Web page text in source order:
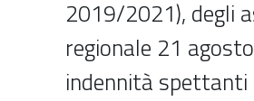
2019/2021), degli
regionale 21
indennità spettanti